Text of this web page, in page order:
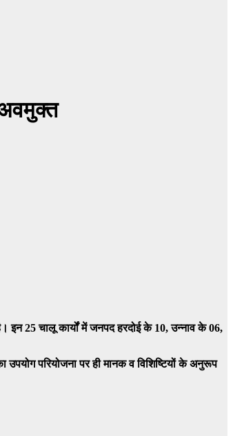
इन 25 चालू कार्यों में जनपद हरदोई के 10, उन्नाव के 06,
उपयोग परियोजना पर ही मानक व विशिष्टियों के अनुरूप